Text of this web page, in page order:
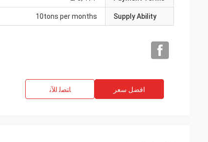
Supply Ability
10tons per months
افضل سعر ﺎﺘﺼﻟ ﺍﻶﻧ